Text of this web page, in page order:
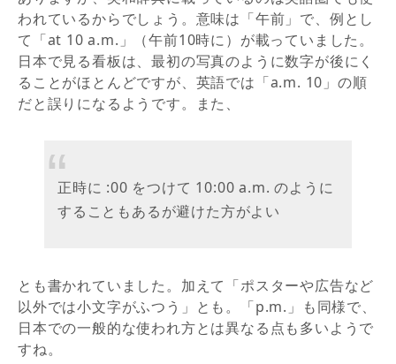
われているからでしょう。意味は「午前」で、例とし
て「at 10 a.m.」（午前10時に）が載っていました。
日本で見る看板は、最初の写真のように数字が後にく
ることがほとんどですが、英語では「a.m. 10」の順
だと誤りになるようです。また、
正時に :00 をつけて 10:00 a.m. のように
することもあるが避けた方がよい
とも書かれていました。加えて「ポスターや広告など
以外では小文字がふつう」とも。「p.m.」も同様で、
日本での一般的な使われ方とは異なる点も多いようで
すね。